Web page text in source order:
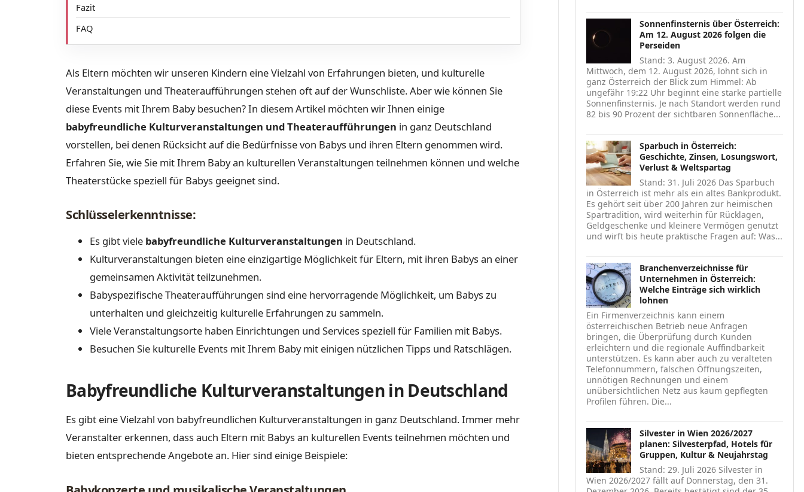
Fazit
FAQ
Als Eltern möchten wir unseren Kindern eine Vielzahl von Erfahrungen bieten, und kulturelle
Veranstaltungen und Theateraufführungen stehen oft auf der Wunschliste. Aber wie können Sie
diese Events mit Ihrem Baby besuchen? In diesem Artikel möchten wir Ihnen einige
babyfreundliche Kulturveranstaltungen und Theateraufführungen in ganz Deutschland
vorstellen, bei denen Rücksicht auf die Bedürfnisse von Babys und ihren Eltern genommen wird.
Erfahren Sie, wie Sie mit Ihrem Baby an kulturellen Veranstaltungen teilnehmen können und welche
Theaterstücke speziell für Babys geeignet sind.
Schlüsselerkenntnisse:
Es gibt viele babyfreundliche Kulturveranstaltungen in Deutschland.
Kulturveranstaltungen bieten eine einzigartige Möglichkeit für Eltern, mit ihren Babys an einer
gemeinsamen Aktivität teilzunehmen.
Babyspezifische Theateraufführungen sind eine hervorragende Möglichkeit, um Babys zu
unterhalten und gleichzeitig kulturelle Erfahrungen zu sammeln.
Viele Veranstaltungsorte haben Einrichtungen und Services speziell für Familien mit Babys.
Besuchen Sie kulturelle Events mit Ihrem Baby mit einigen nützlichen Tipps und Ratschlägen.
Babyfreundliche Kulturveranstaltungen in Deutschland
Es gibt eine Vielzahl von babyfreundlichen Kulturveranstaltungen in ganz Deutschland. Immer mehr
Veranstalter erkennen, dass auch Eltern mit Babys an kulturellen Events teilnehmen möchten und
bieten entsprechende Angebote an. Hier sind einige Beispiele:
Sonnenfinsternis über Österreich:
Am 12. August 2026 folgen die
Perseiden
Stand: 3. August 2026. Am
Mittwoch, dem 12. August 2026, lohnt sich in
ganz Österreich der Blick zum Himmel: Ab
ungefähr 19:22 Uhr beginnt eine starke partielle
Sonnenfinsternis. Je nach Standort werden rund
82 bis 90 Prozent der sichtbaren Sonnenfläche...
Sparbuch in Österreich:
Geschichte, Zinsen, Losungswort,
Verlust & Weltspartag
Stand: 31. Juli 2026 Das Sparbuch
in Österreich ist mehr als ein altes Bankprodukt.
Es gehört seit über 200 Jahren zur heimischen
Spartradition, wird weiterhin für Rücklagen,
Geldgeschenke und kleinere Vermögen genutzt
und wirft bis heute praktische Fragen auf: Was...
Branchenverzeichnisse für
Unternehmen in Österreich:
Welche Einträge sich wirklich
lohnen
Ein Firmenverzeichnis kann einem
österreichischen Betrieb neue Anfragen
bringen, die Überprüfung durch Kunden
erleichtern und die regionale Auffindbarkeit
unterstützen. Es kann aber auch zu veralteten
Telefonnummern, falschen Öffnungszeiten,
unnötigen Rechnungen und einem
unübersichtlichen Netz aus kaum gepflegten
Profilen führen. Die...
Silvester in Wien 2026/2027
planen: Silvesterpfad, Hotels für
Gruppen, Kultur & Neujahrstag
Stand: 29. Juli 2026 Silvester in
Wien 2026/2027 fällt auf Donnerstag, den 31.